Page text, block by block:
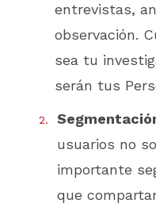
entrevistas,
observación.
sea tu
serán tus
usuarios no
importante
que